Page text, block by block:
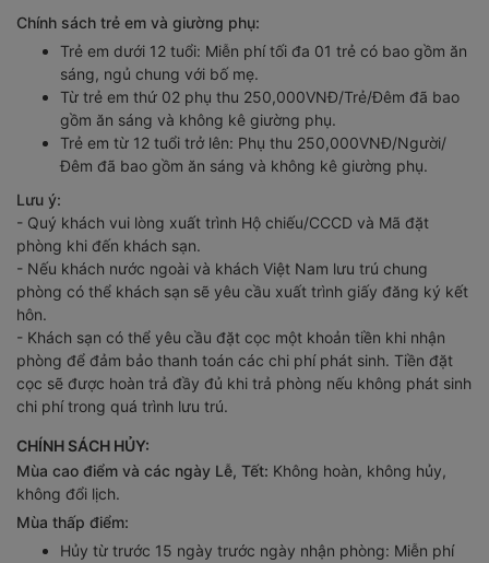
Chính sách trẻ em và giường phụ:
Trẻ em dưới 12 tuổi: Miễn phí tối đa 01 trẻ có bao gồm ăn
sáng, ngủ chung với bố mẹ.
Từ trẻ em thứ 02 phụ thu 250,000VNĐ/Trẻ/Đêm đã bao
gồm ăn sáng và không kê giường phụ.
Trẻ em từ 12 tuổi trở lên: Phụ thu 250,000VNĐ/Người/
Đêm đã bao gồm ăn sáng và không kê giường phụ.
Lưu ý:
- Quý khách vui lòng xuất trình Hộ chiếu/CCCD và Mã đặt
phòng khi đến khách sạn.
- Nếu khách nước ngoài và khách Việt Nam lưu trú chung
phòng có thể khách sạn sẽ yêu cầu xuất trình giấy đăng ký kết
hôn.
- Khách sạn có thể yêu cầu đặt cọc một khoản tiền khi nhận
phòng để đảm bảo thanh toán các chi phí phát sinh. Tiền đặt
cọc sẽ được hoàn trả đầy đủ khi trả phòng nếu không phát sinh
chi phí trong quá trình lưu trú.
CHÍNH SÁCH HỦY:
Mùa cao điểm và các ngày Lễ, Tết: Không hoàn, không hủy,
không đổi lịch.
Mùa thấp điểm:
Hủy từ trước 15 ngày trước ngày nhận phòng: Miễn phí